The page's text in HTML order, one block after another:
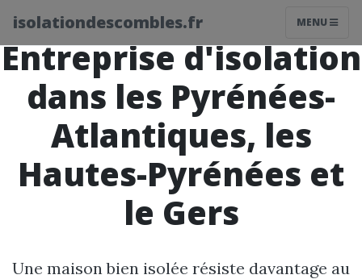
isolationdescombles.fr MENU
Entreprise d'isolation
dans les Pyrénées-
Atlantiques, les
Hautes-Pyrénées et
le Gers
Une maison bien isolée résiste davantage au